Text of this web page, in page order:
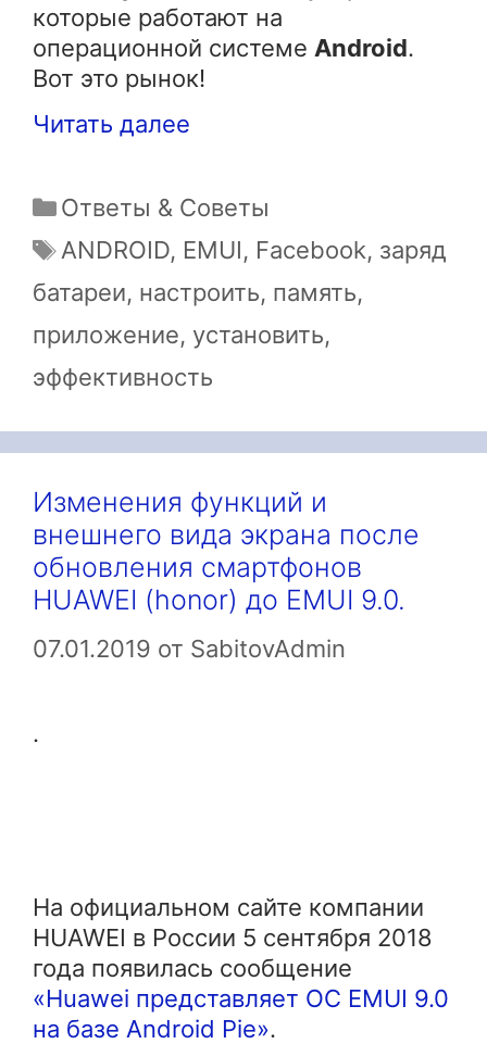
которые работают на
операционной системе Android.
Вот это рынок!
Читать далее
Рубрики
Ответы & Советы
Метки
ANDROID, EMUI, Facebook, заряд
батареи, настроить, память,
приложение, установить,
эффективность
Изменения функций и
внешнего вида экрана после
обновления смартфонов
HUAWEI (honor) до EMUI 9.0.
07.01.2019 от SabitovAdmin
.
На официальном сайте компании
HUAWEI в России 5 сентября 2018
года появилась сообщение
«Huawei представляет ОС EMUI 9.0
на базе Android Pie».